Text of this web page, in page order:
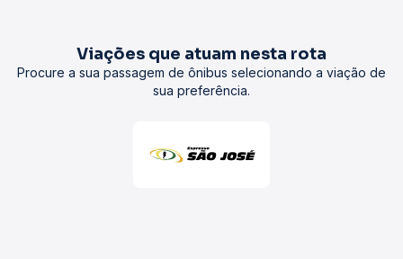
Viações que atuam nesta rota
Procure a sua passagem de ônibus selecionando a viação de
sua preferência.